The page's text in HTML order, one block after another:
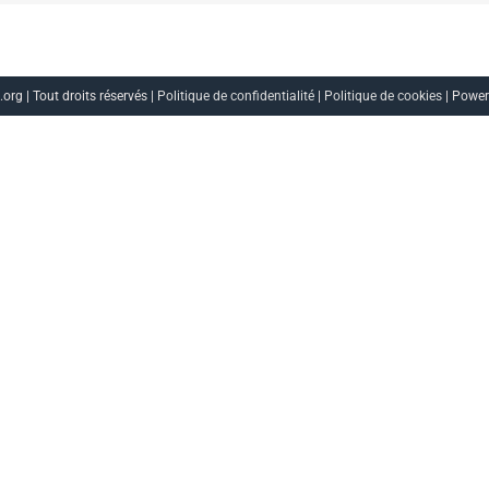
| Tout droits réservés | Politique de confidentialité| Politique de cookies|